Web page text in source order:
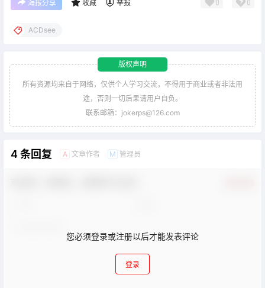
海报分享 收藏 举报 0 0
ACDsee
版权声明
所有资源均来自于网络，仅供个人学习交流，不得用于商业或者非法用
途，否则一切后果请用户自负。
联系邮箱：jokerps@126.com
4 条回复 A 文章作者 M 管理员
您必须登录或注册以后才能发表评论
登录